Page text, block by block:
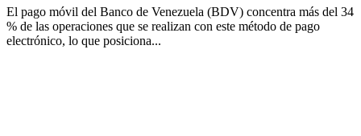
El pago móvil del Banco de Venezuela (BDV) concentra más del 34
% de las operaciones que se realizan con este método de pago
electrónico, lo que posiciona...